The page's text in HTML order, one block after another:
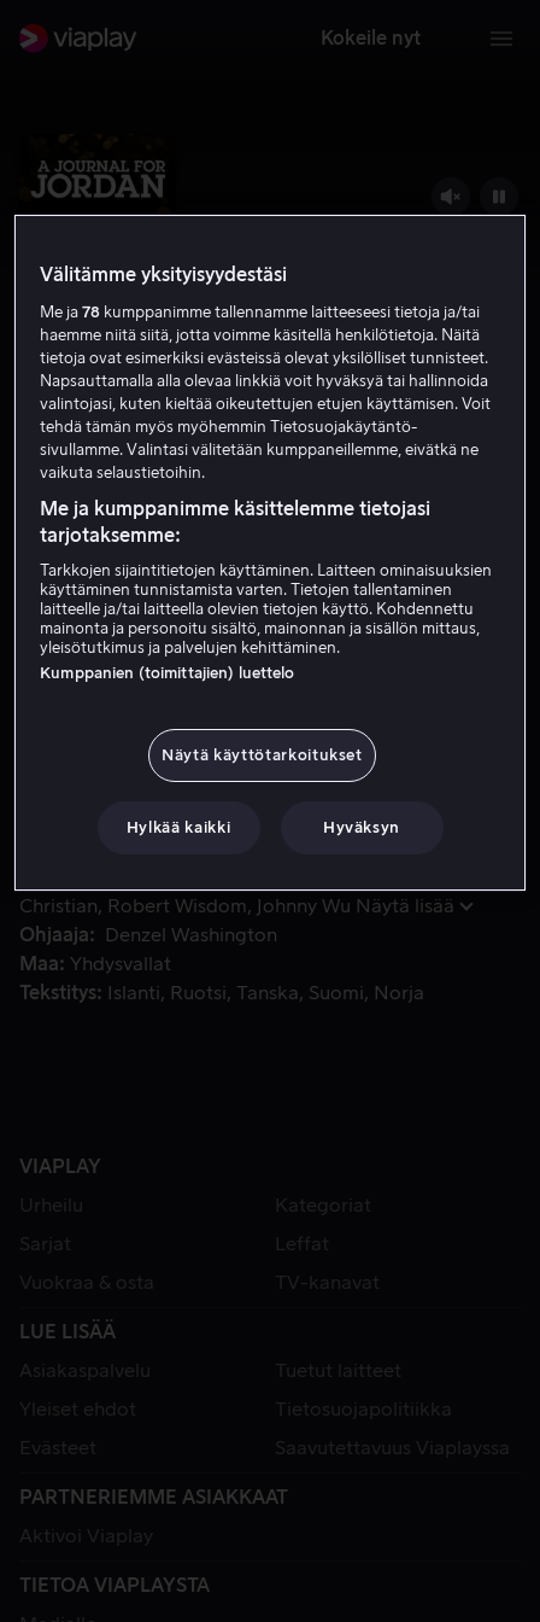
Kokeile nyt
A Journal For Jordan
6.0 Draama
HD
Vuokraa 2,99 €
Osta 10,99 €
Kingistä, joka alkaa pitää poikavauvalleen osoitettua
rakkautta ja neuvoja sisältävää päiväkirjaa. Dana
suhdettaan Kingiin.
Christian
Robert Wisdom Johnny Wu Näytä lisää
Ohjaaja
Denzel Washington
Maa
Yhdysvallat
Tekstitys
Islanti Ruotsi Tanska Suomi Norja
VIAPLAY
Urheilu
Kategoriat
Sarjat
Leffat
Vuokraa & osta
TV-kanavat
LUE LISÄÄ
Asiakaspalvelu
Tuetut laitteet
Yleiset ehdot
Tietosuojapolitiikka
Evästeet
Saavutettavuus Viaplayssa
PARTNERIEMME ASIAKKAAT
Aktivoi Viaplay
TIETOA VIAPLAYSTA
Välitämme yksityisyydestäsi
Me ja78 kumppanimme tallennamme laitteeseesi tietoja ja/tai
haemme niitä siitä, jotta voimme käsitellä henkilötietoja. Näitä
tietoja ovat esimerkiksi evästeissä olevat yksilölliset tunnisteet.
Napsauttamalla alla olevaa linkkiä voit hyväksyä tai hallinnoida
valintojasi, kuten kieltää oikeutettujen etujen käyttämisen. Voit
tehdä tämän myös myöhemmin Tietosuojakäytäntö-
sivullamme. Valintasi välitetään kumppaneillemme, eivätkä ne
vaikuta selaustietoihin.
Me ja kumppanimme käsittelemme tietojasi
tarjotaksemme:
Tarkkojen sijaintitietojen käyttäminen. Laitteen ominaisuuksien
käyttäminen tunnistamista varten. Tietojen tallentaminen
laitteelle ja/tai laitteella olevien tietojen käyttö. Kohdennettu
mainonta ja personoitu sisältö, mainonnan ja sisällön mittaus,
yleisötutkimus ja palvelujen kehittäminen.
Kumppanien (toimittajien) luettelo
Näytä käyttötarkoitukset
Hylkää kaikki Hyväksyn